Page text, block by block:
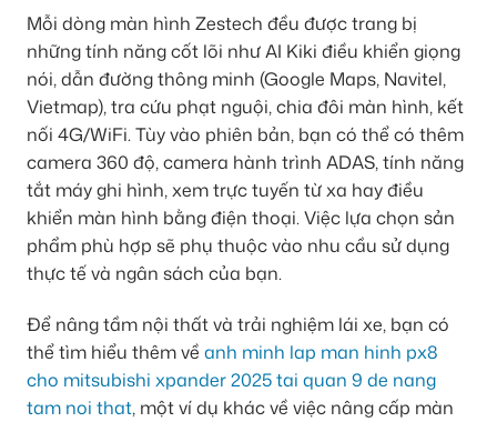
Mỗi dòng màn hình Zestech đều được trang bị
những tính năng cốt lõi như AI Kiki điều khiển giọng
nói, dẫn đường thông minh (Google Maps, Navitel,
Vietmap), tra cứu phạt nguội, chia đôi màn hình, kết
nối 4G/WiFi. Tùy vào phiên bản, bạn có thể có thêm
camera 360 độ, camera hành trình ADAS, tính năng
tắt máy ghi hình, xem trực tuyến từ xa hay điều
khiển màn hình bằng điện thoại. Việc lựa chọn sản
phẩm phù hợp sẽ phụ thuộc vào nhu cầu sử dụng
thực tế và ngân sách của bạn.
Để nâng tầm nội thất và trải nghiệm lái xe, bạn có
thể tìm hiểu thêm về anh minh lap man hinh px8
cho mitsubishi xpander 2025 tai quan 9 de nang
tam noi that, một ví dụ khác về việc nâng cấp màn